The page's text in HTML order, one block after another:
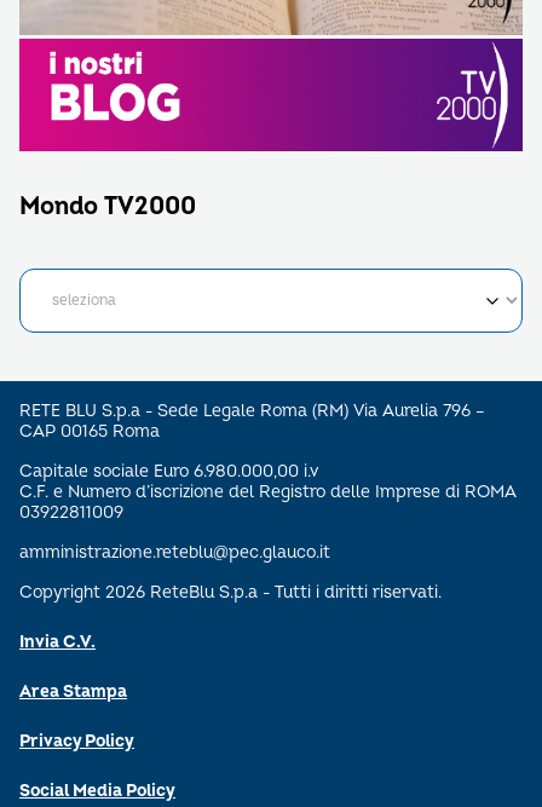
Mondo TV2000
RETE BLU S.p.a - Sede Legale Roma (RM) Via Aurelia 796 –
CAP 00165 Roma
Capitale sociale Euro 6.980.000,00 i.v
C.F. e Numero d’iscrizione del Registro delle Imprese di ROMA
03922811009
amministrazione.reteblu@pec.glauco.it
Copyright 2026 ReteBlu S.p.a - Tutti i diritti riservati.
Invia C.V.
Area Stampa
Privacy Policy
Social Media Policy